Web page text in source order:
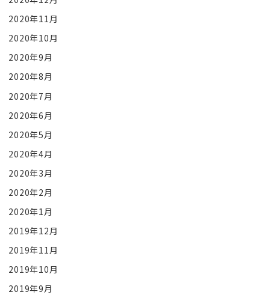
2020年11月
2020年10月
2020年9月
2020年8月
2020年7月
2020年6月
2020年5月
2020年4月
2020年3月
2020年2月
2020年1月
2019年12月
2019年11月
2019年10月
2019年9月